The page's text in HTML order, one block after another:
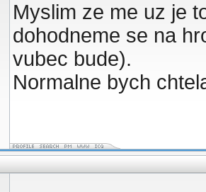
Myslim ze me uz je
dohodneme se na
vubec bude).
Normalne bych